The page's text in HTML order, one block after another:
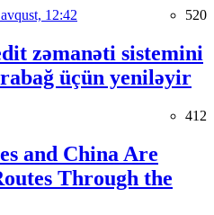
12:42 520
zəmanəti sistemini
üçün yeniləyir
412
and China Are
Through the